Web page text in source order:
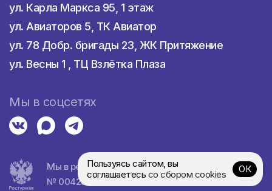
ул. Карла Маркса 95, 1 этаж
ул. Авиаторов 5, ТК Авиатор
ул. 78 Добр. бригады 23, ЖК Притяжение
ул. Весны 1 , ТЦ Взлётка Плаза
Мы в соцсетях
Мы в реестре турагентств
№ 0042839
Пользуясь сайтом, вы
соглашаетесь со сбором cookies ОК